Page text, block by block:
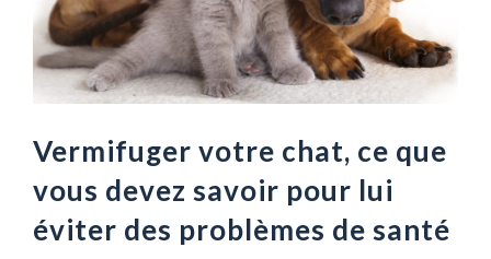
Vermifuger votre chat, ce que
vous devez savoir pour lui
éviter des problèmes de santé